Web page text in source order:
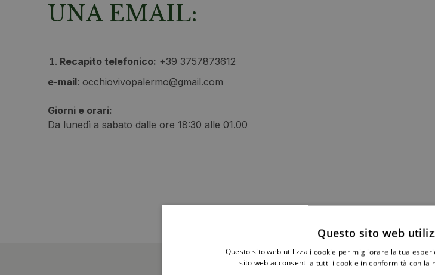
UNA EMAIL:
Recapito telefonico: +39 3757873612
e-mail: occhiovivopalermo@gmail.com
Giorni e orari:
Da lunedì a sabato dalle ore 18:30 alle 01.00
Questo sito web
Questo sito web utilizza i cookie per migliorare la tua
sito web acconsenti a tutti i cookie in conformità con la